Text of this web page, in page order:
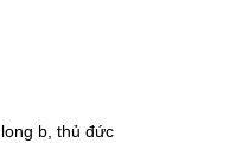
b, thủ đức